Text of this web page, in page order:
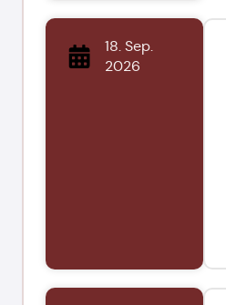
18. Sep.
2026